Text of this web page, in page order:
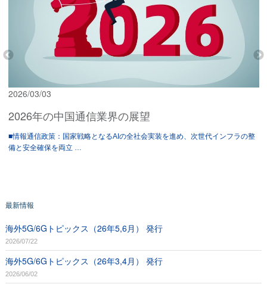
2026/03/03
2026年の中国通信業界の展望
■情報通信政策：国家戦略となるAIの全社会実装を進め、次世代インフラの整
備と安全確保を両立 …
最新情報
海外5G/6Gトピックス（26年5,6月） 発行
2026/07/22
海外5G/6Gトピックス（26年3,4月） 発行
2026/06/02